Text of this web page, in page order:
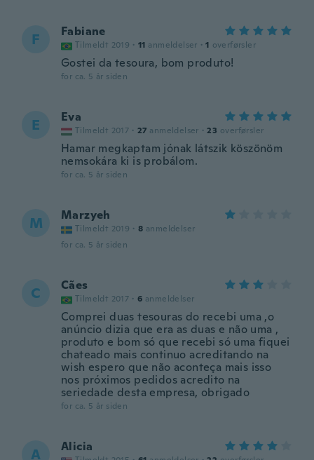
F Fabiane
Tilmeldt 2019 · 11 anmeldelser · 1 overførsler
Gostei da tesoura, bom produto!
for ca. 5 år siden
E Eva
Tilmeldt 2017 · 27 anmeldelser · 23 overførsler
Hamar megkaptam jónak látszik köszönöm
nemsokára ki is probálom.
for ca. 5 år siden
M Marzyeh
Tilmeldt 2019 · 8 anmeldelser
for ca. 5 år siden
C Cães
Tilmeldt 2017 · 6 anmeldelser
Comprei duas tesouras do recebi uma ,o
anúncio dizia que era as duas e não uma ,
produto e bom só que recebi só uma fiquei
chateado mais continuo acreditando na
wish espero que não aconteça mais isso
nos próximos pedidos acredito na
seriedade desta empresa, obrigado
for ca. 5 år siden
A Alicia